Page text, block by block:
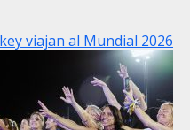
viajan al Mundial 2026